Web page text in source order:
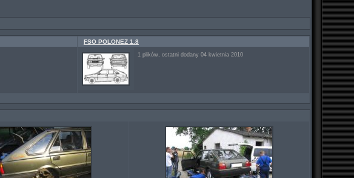
FSO POLONEZ 1.8
1 plików, ostatni dodany 04 kwietnia 2010